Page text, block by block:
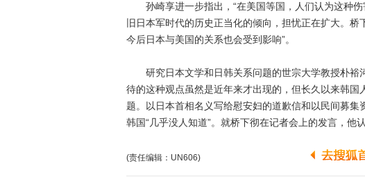
孙崎享进一步指出，“在美国等国，人们认为这种伤
旧日本军时代的历史正当化的倾向，担忧正在扩大。桥
今后日本与美国的关系也会受到影响”。
研究日本文学和日韩关系问题的世宗大学教授朴裕
待的这种观点虽然是近年来才出现的，但长久以来韩
题。以日本首相名义写给慰安妇的道歉信和以民间募集
韩国“几乎没人知道”。就桥下彻在记者会上的发言，他
(责任编辑：UN606)